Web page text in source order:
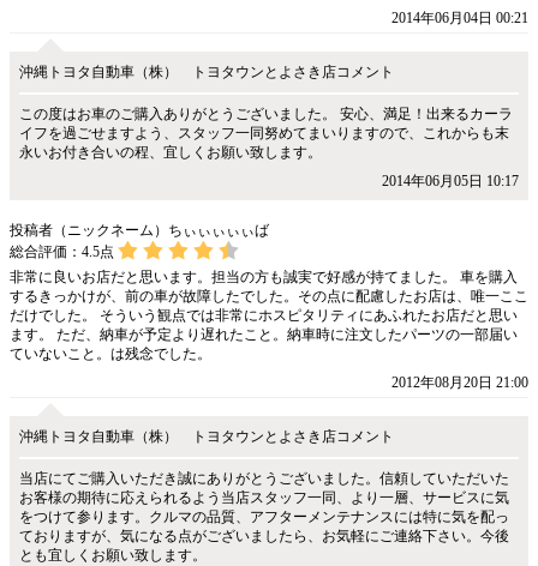
2014年06月04日 00:21
沖縄トヨタ自動車（株） トヨタウンとよさき店コメント
この度はお車のご購入ありがとうございました。 安心、満足！出来るカーラ
イフを過ごせますよう、スタッフ一同努めてまいりますので、これからも末
永いお付き合いの程、宜しくお願い致します。
2014年06月05日 10:17
投稿者（ニックネーム）ちぃぃぃぃぃば
総合評価： 4.5点
非常に良いお店だと思います。担当の方も誠実で好感が持てました。 車を購入
するきっかけが、前の車が故障したでした。その点に配慮したお店は、唯一ここ
だけでした。 そういう観点では非常にホスピタリティにあふれたお店だと思い
ます。 ただ、納車が予定より遅れたこと。納車時に注文したパーツの一部届い
ていないこと。は残念でした。
2012年08月20日 21:00
沖縄トヨタ自動車（株） トヨタウンとよさき店コメント
当店にてご購入いただき誠にありがとうございました。信頼していただいた
お客様の期待に応えられるよう当店スタッフ一同、より一層、サービスに気
をつけて参ります。クルマの品質、アフターメンテナンスには特に気を配っ
ておりますが、気になる点がございましたら、お気軽にご連絡下さい。今後
とも宜しくお願い致します。